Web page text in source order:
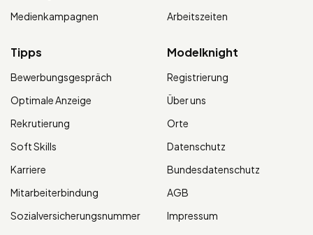
Medienkampagnen
Arbeitszeiten
Tipps
Bewerbungsgespräch
Optimale Anzeige
Rekrutierung
Soft Skills
Karriere
Mitarbeiterbindung
Sozialversicherungsnummer
Modelknight
Registrierung
Über uns
Orte
Datenschutz
Bundesdatenschutz
AGB
Impressum